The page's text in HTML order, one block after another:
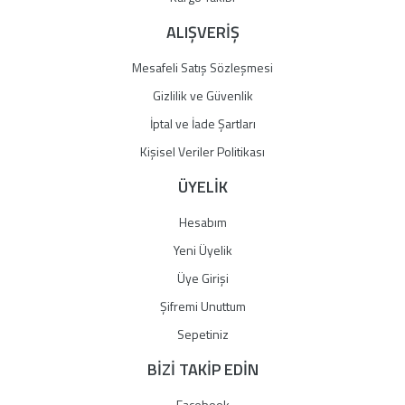
ALIŞVERİŞ
Mesafeli Satış Sözleşmesi
Gizlilik ve Güvenlik
İptal ve İade Şartları
Kişisel Veriler Politikası
ÜYELİK
Hesabım
Yeni Üyelik
Üye Girişi
Şifremi Unuttum
Sepetiniz
BİZİ TAKİP EDİN